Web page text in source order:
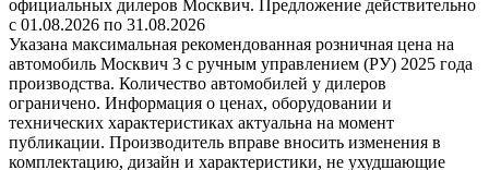
официальных дилеров Москвич. Предложение действительно
с 01.08.2026 по 31.08.2026
Указана максимальная рекомендованная розничная цена на
автомобиль Москвич 3 с ручным управлением (РУ) 2025 года
производства. Количество автомобилей у дилеров
ограничено. Информация о ценах, оборудовании и
технических характеристиках актуальна на момент
публикации. Производитель вправе вносить изменения в
комплектацию, дизайн и характеристики, не ухудшающие